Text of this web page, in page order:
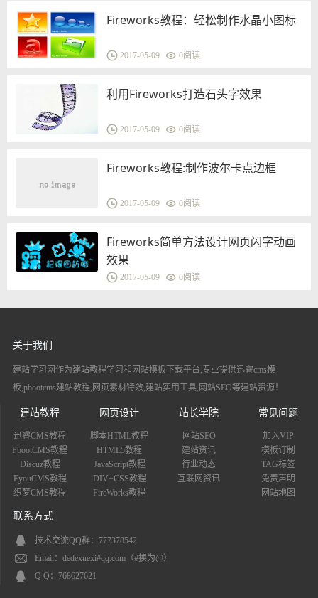
Fireworks教程：轻松制作水晶小图标
2017-05-09 0阅读
利用Fireworks打造石头字效果
2017-05-09 0阅读
Fireworks教程:制作波尔卡点边框
2017-05-09 0阅读
Fireworks简单方法设计网页闪字动画
效果
2017-05-09 0阅读
关于我们
建站学习网作为建站教程学习和网站模板下载平台,专业提供迅睿cms模
板,pbootcms建站教程,网页素材特效,建站实用工具,网站SEO等建站资源！
建站教程
迅睿CMS教程
PbootCMS教程
Discuz教程
EyouCMS教程
织梦CMS教程
网页设计
脚本HTML教程
HTML5教程
JavaScript教程
DIV+CSS教程
FireWorks教程
站长学院
网站SEO
建站资讯
行业动态
互联网资讯
常见问题
加入VIP
模板订制
TAG标签
免责声明
网站地图
联系方式
技术交流QQ群：777378542
Email：dedexuexi#qq.com（#换为@）
Q Q： 768627621